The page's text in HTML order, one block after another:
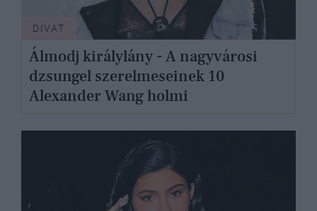
DIVAT
Álmodj királylány - A nagyvárosi
dzsungel szerelmeseinek 10
Alexander Wang holmi